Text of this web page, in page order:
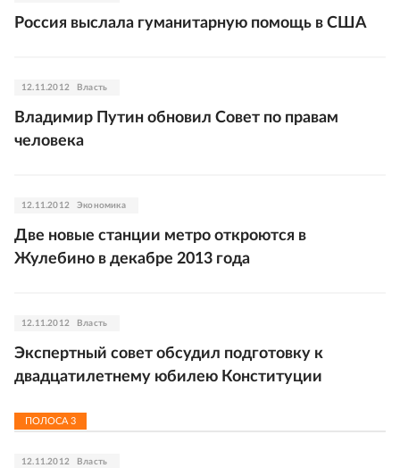
Россия выслала гуманитарную помощь в США
12.11.2012 Власть
Владимир Путин обновил Совет по правам
человека
12.11.2012 Экономика
Две новые станции метро откроются в
Жулебино в декабре 2013 года
12.11.2012 Власть
Экспертный совет обсудил подготовку к
двадцатилетнему юбилею Конституции
ПОЛОСА 3
12.11.2012 Власть